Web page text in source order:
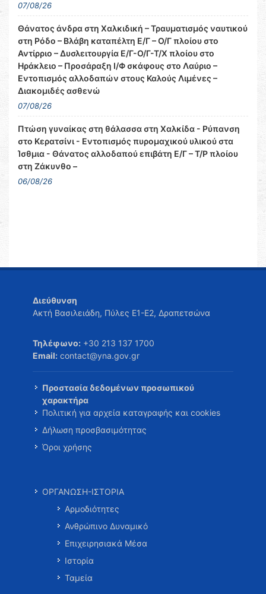
07/08/26
Θάνατος άνδρα στη Χαλκιδική – Τραυματισμός ναυτικού
στη Ρόδο – Βλάβη καταπέλτη Ε/Γ – Ο/Γ πλοίου στο
Αντίρριο – Δυσλειτουργία Ε/Γ-Ο/Γ-Τ/Χ πλοίου στο
Ηράκλειο – Προσάραξη Ι/Φ σκάφους στο Λαύριο –
Εντοπισμός αλλοδαπών στους Καλούς Λιμένες –
Διακομιδές ασθενώ
07/08/26
Πτώση γυναίκας στη θάλασσα στη Χαλκίδα - Ρύπανση
στο Κερατσίνι - Εντοπισμός πυρομαχικού υλικού στα
Ίσθμια - Θάνατος αλλοδαπού επιβάτη Ε/Γ – Τ/Ρ πλοίου
στη Ζάκυνθο –
06/08/26
Διεύθυνση
Ακτή Βασιλειάδη, Πύλες Ε1-Ε2, Δραπετσώνα
Τηλέφωνο: +30 213 137 1700
Email: contact@yna.gov.gr
Προστασία δεδομένων προσωπικού
χαρακτήρα
Πολιτική για αρχεία καταγραφής και cookies
Δήλωση προσβασιμότητας
Όροι χρήσης
ΟΡΓΑΝΩΣΗ-ΙΣΤΟΡΙΑ
Αρμοδιότητες
Ανθρώπινο Δυναμικό
Επιχειρησιακά Μέσα
Ιστορία
Ταμεία